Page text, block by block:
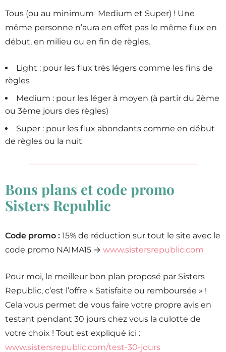
Tous (ou au minimum Medium et Super) ! Une
même personne n’aura en effet pas le même flux en
début, en milieu ou en fin de règles.
Light : pour les flux très légers comme les fins de
règles
Medium : pour les léger à moyen (à partir du 2ème
ou 3ème jours des règles)
Super : pour les flux abondants comme en début
de règles ou la nuit
Bons plans et code promo
Sisters Republic
Code promo : 15% de réduction sur tout le site avec le
code promo NAIMA15 → www.sistersrepublic.com
Pour moi, le meilleur bon plan proposé par Sisters
Republic, c’est l’offre « Satisfaite ou remboursée » !
Cela vous permet de vous faire votre propre avis en
testant pendant 30 jours chez vous la culotte de
votre choix ! Tout est expliqué ici :
www.sistersrepublic.com/test-30-jours